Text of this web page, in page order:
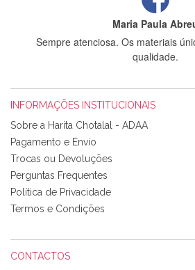
Maria Paula
Sempre atenciosa. Os materiais
qualidade.
Tudo chegou em condições, pois os
bem acondicionados. Estou
produtos adquiridos. Relativamente à
com um padrão e cores muito
perfeitíssima. Futuramente penso
loja, têm excelentes artigos a um
INFORMAÇÕES INSTITUCIONAIS
Sobre a Harita Chotalal - ADAA
Pagamento e Envio
Trocas ou Devoluções
Perguntas Frequentes
Política de Privacidade
Termos e Condições
CONTACTOS